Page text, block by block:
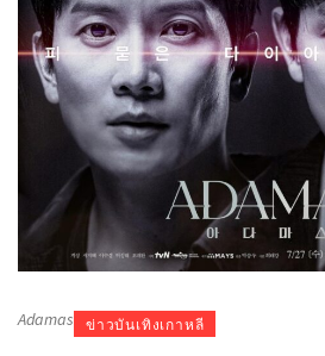
Adamas ข่าวบันเทิงเกาหลี